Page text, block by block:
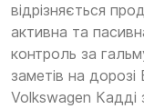
відрізняється
активна та
контроль за
заметів на дорозі
Volkswagen